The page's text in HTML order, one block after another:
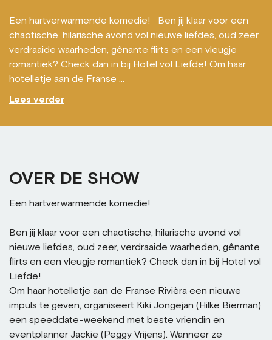
Een hartverwarmende komedie! Ben jij klaar voor een
chaotische, hilarische avond vol nieuwe liefdes, oud zeer,
verdraaide waarheden, gênante flirts en een vleugje
romantiek? Check dan in bij Hotel vol Liefde! Om haar
hotelletje aan de Franse ...
Lees verder
OVER DE SHOW
Een hartverwarmende komedie!
Ben jij klaar voor een chaotische, hilarische avond vol
nieuwe liefdes, oud zeer, verdraaide waarheden, gênante
flirts en een vleugje romantiek? Check dan in bij Hotel vol
Liefde!
Om haar hotelletje aan de Franse Rivièra een nieuwe
impuls te geven, organiseert Kiki Jongejan (Hilke Bierman)
een speeddate-weekend met beste vriendin en
eventplanner Jackie (Peggy Vrijens). Wanneer ze